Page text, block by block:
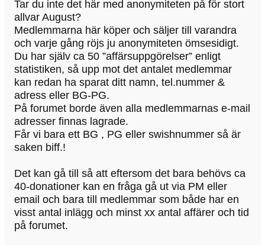
Tar du inte det här med anonymiteten på för stort
allvar August?
Medlemmarna här köper och säljer till varandra
och varje gång röjs ju anonymiteten ömsesidigt.
Du har själv ca 50 ”affärsuppgörelser” enligt
statistiken, så upp mot det antalet medlemmar
kan redan ha sparat ditt namn, tel.nummer &
adress eller BG-PG.
På forumet borde även alla medlemmarnas e-mail
adresser finnas lagrade.
Får vi bara ett BG , PG eller swishnummer så är
saken biff.!
Det kan gå till så att eftersom det bara behövs ca
40-donationer kan en fråga gå ut via PM eller
email och bara till medlemmar som både har en
visst antal inlägg och minst xx antal affärer och tid
på forumet.